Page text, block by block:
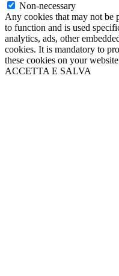
Non-necessary
Any cookies that may not be
to function and is used
analytics, ads, other
cookies. It is mandatory to
these cookies on your
ACCETTA E SALVA